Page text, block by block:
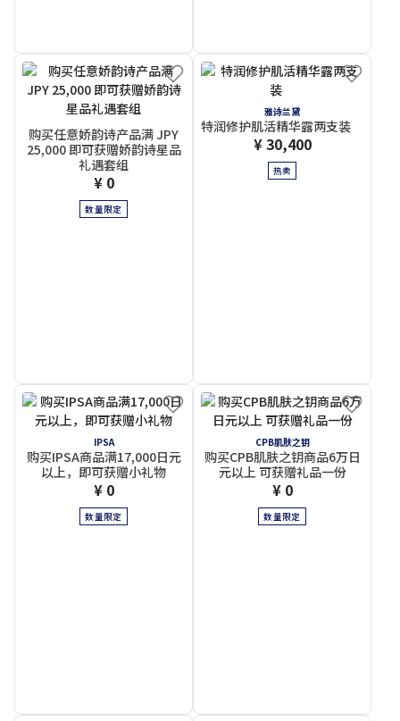
购买任意娇韵诗产品满 JPY
25,000 即可获赠娇韵诗星品
礼遇套组
¥ 0
数量限定
雅诗兰黛
特润修护肌活精华露两支装
¥ 30,400
热卖
IPSA
购买IPSA商品满17,000日元
以上，即可获赠小礼物
¥ 0
数量限定
CPB肌肤之钥
购买CPB肌肤之钥商品6万日
元以上 可获赠礼品一份
¥ 0
数量限定